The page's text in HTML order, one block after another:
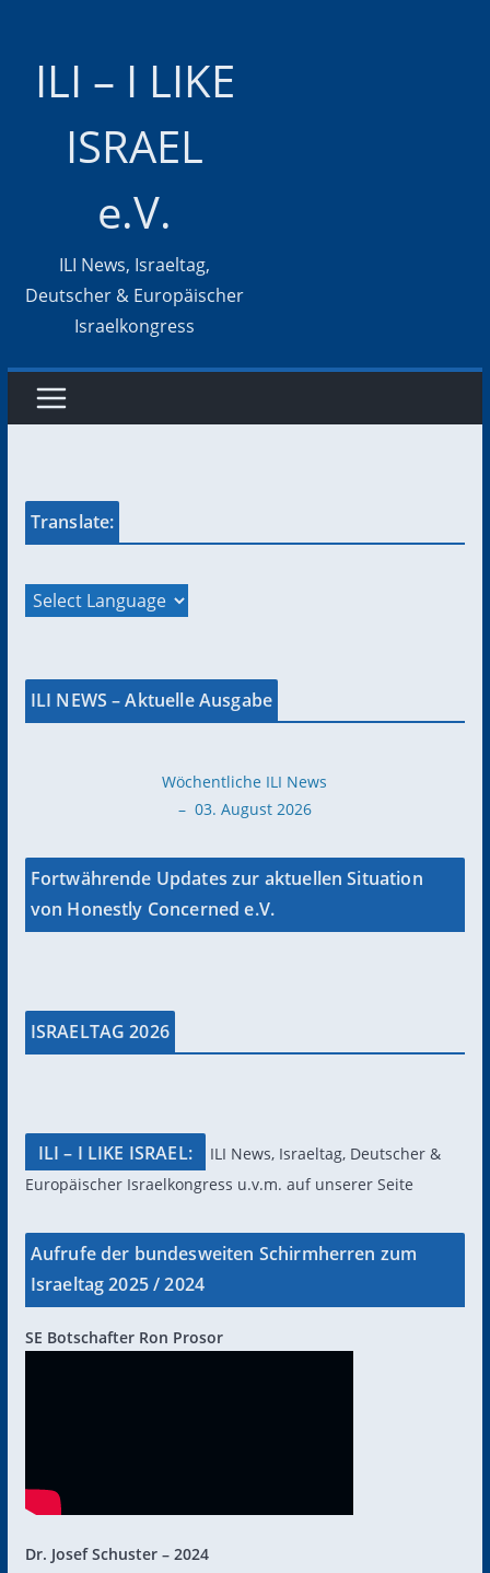
ILI – I LIKE
ISRAEL
e.V.
ILI News, Israeltag,
Deutscher & Europäischer
Israelkongress
Translate:
ILI NEWS – Aktuelle Ausgabe
Wöchentliche ILI News
– 03. August 2026
Fortwährende Updates zur aktuellen Situation
von Honestly Concerned e.V.
ISRAELTAG 2026
ILI – I LIKE ISRAEL:
ILI News, Israeltag, Deutscher &
Europäischer Israelkongress u.v.m. auf unserer Seite
Aufrufe der bundesweiten Schirmherren zum
Israeltag 2025 / 2024
SE Botschafter Ron Prosor
Dr. Josef Schuster – 2024